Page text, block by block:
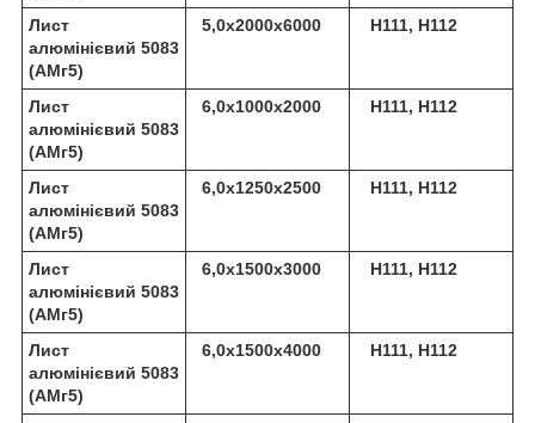
Лист
алюмінієвий 5083
(АМг5)
5,0х2000х6000 Н111, Н112
Лист
алюмінієвий 5083
(АМг5)
6,0х1000х2000 Н111, Н112
Лист
алюмінієвий 5083
(АМг5)
6,0х1250х2500 Н111, Н112
Лист
алюмінієвий 5083
(АМг5)
6,0х1500х3000 Н111, Н112
Лист
алюмінієвий 5083
(АМг5)
6,0х1500х4000 Н111, Н112